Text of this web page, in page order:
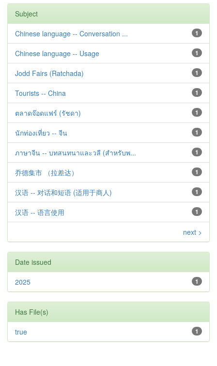
Subject
1
Chinese language -- Conversation ...
1
Chinese language -- Usage
1
Jodd Fairs (Ratchada)
1
Tourists -- China
1
ตลาดจ๊อดแฟร์ (รัชดา)
1
นักท่องเที่ยว -- จีน
1
ภาษาจีน -- บทสนทนาและวลี (สำหรับพ...
1
乔德集市 （拉差达）
1
汉语 -- 对话和短语 (适用于商人)
1
汉语 -- 语言使用
next >
Date issued
1
2025
Has File(s)
1
true